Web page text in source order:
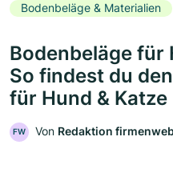
Bodenbeläge & Materialien
Bodenbeläge für
So findest du
für Hund & Katze
FW Von Redaktion